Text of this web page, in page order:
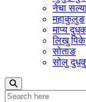
नेचा
महाकुलुङ
माप्य
लिखु पिके
सोताङ
सोलु